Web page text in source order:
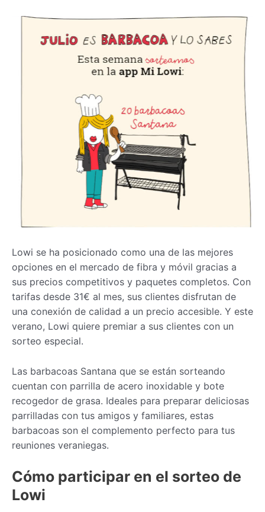
Lowi se ha posicionado como una de las mejores
opciones en el mercado de fibra y móvil gracias a
sus precios competitivos y paquetes completos. Con
tarifas desde 31€ al mes, sus clientes disfrutan de
una conexión de calidad a un precio accesible. Y este
verano, Lowi quiere premiar a sus clientes con un
sorteo especial.
Las barbacoas Santana que se están sorteando
cuentan con parrilla de acero inoxidable y bote
recogedor de grasa. Ideales para preparar deliciosas
parrilladas con tus amigos y familiares, estas
barbacoas son el complemento perfecto para tus
reuniones veraniegas.
Cómo participar en el sorteo de
Lowi